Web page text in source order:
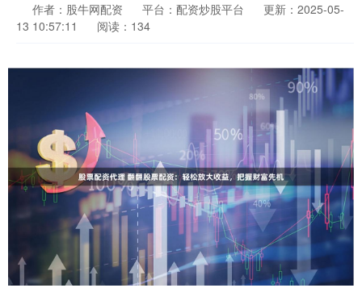
作者：股牛网配资 平台：配资炒股平台
更新：2025-05-
13 10:57:11
阅读：134